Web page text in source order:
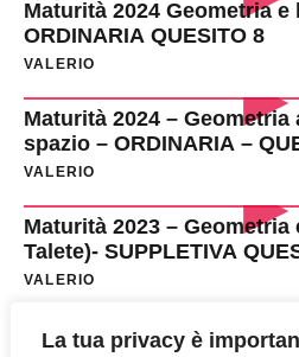
La tua privacy è
Maturità 2024 Geometria e
ORDINARIA QUESITO 8
VALERIO
Maturità 2024 –
spazio – ORDINARIA –
VALERIO
Maturità 2023 –
Talete)- SUPPLETIVA
VALERIO
Maturità 2023 – Geometria